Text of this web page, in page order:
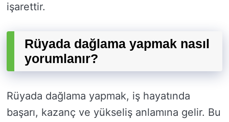
işarettir.
Rüyada dağlama yapmak nasıl
yorumlanır?
Rüyada dağlama yapmak, iş hayatında
başarı, kazanç ve yükseliş anlamına gelir. Bu